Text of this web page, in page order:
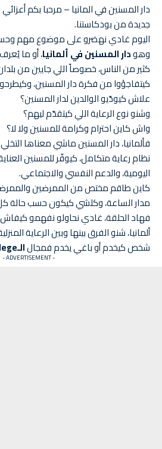
دار المسنين في المانيا – مرحبا بكم
جديدة من بودكاستنا.
اليوم غادي نهضرو على موضوع مهم
وهودار المسنين في ألمانيا، أو ما
كثير من الناس، خصوصاً اللي جايين من
كيتفاجؤوا من فكرة دار المسنين،
علاش كيودّيو الوالدين لدار المسنين؟
وشنو نوع الرعاية اللي كيتقدّم ليهم؟
واش كاين احترام وكرامة للمسنين ولا لا؟
فألمانيا، دار المسنين ماشي معناها
نظام رعاية متكامل، كيوفّر للمسنين
اليومية، والدعم النفسي والاجتماعي.
كاين طاقم مختص من الممرضين
مدار الساعة، وكلشي كيكون حسب حالة
فهاد الحلقة، غادي نحاولو نفهمو
ألمانيا، شنو الفرق بينها وبين الرعاية
شخص كيخدم أو باغي يخدم فمجالالـPflege
- ADVERTISEMENT -